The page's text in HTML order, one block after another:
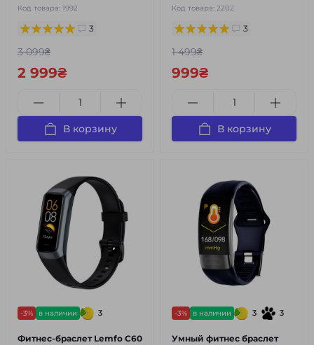
Код товара: 1992
3
3 099₴
2 999₴
В корзину
Код товара: 2202
3
1 499₴
999₴
В корзину
-3% в наличии 3
Фитнес-браслет Lemfo C60
-3% в наличии 3 3
Умный фитнес браслет